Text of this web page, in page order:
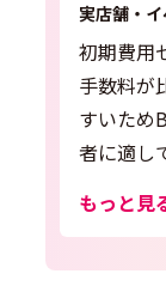
実店舗・
初期費用
手数料が
すいため
者に適し
もっと見